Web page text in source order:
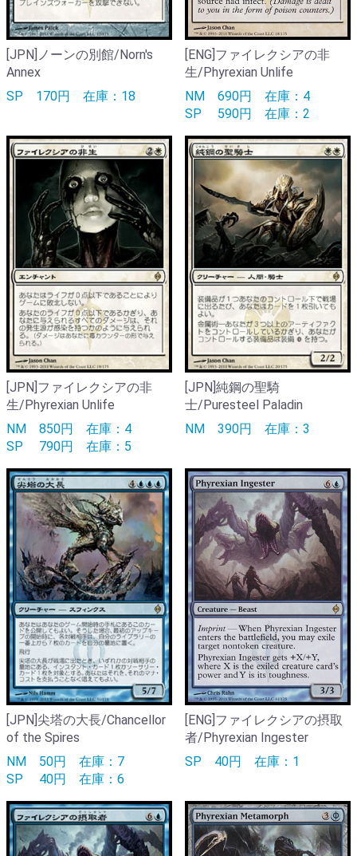
[JPN]ノーンの別館/Norn's
Annex
SP 170円 在庫：18
[ENG]ファイレクシアの非
生/Phyrexian Unlife
NM 690円 在庫：4
SP
590円 在庫：2
[JPN]ファイレクシアの非
生/Phyrexian Unlife
NM 850円 在庫：4
SP
790円 在庫：5
[JPN]純鋼の聖騎
士/Puresteel Paladin
NM 390円 在庫：3
[JPN]尖塔の大長/Chancellor
of the Spires
NM 50円 在庫：7
SP
40円 在庫：6
[ENG]ファイレクシアの摂取
者/Phyrexian Ingester
SP 40円 在庫：1